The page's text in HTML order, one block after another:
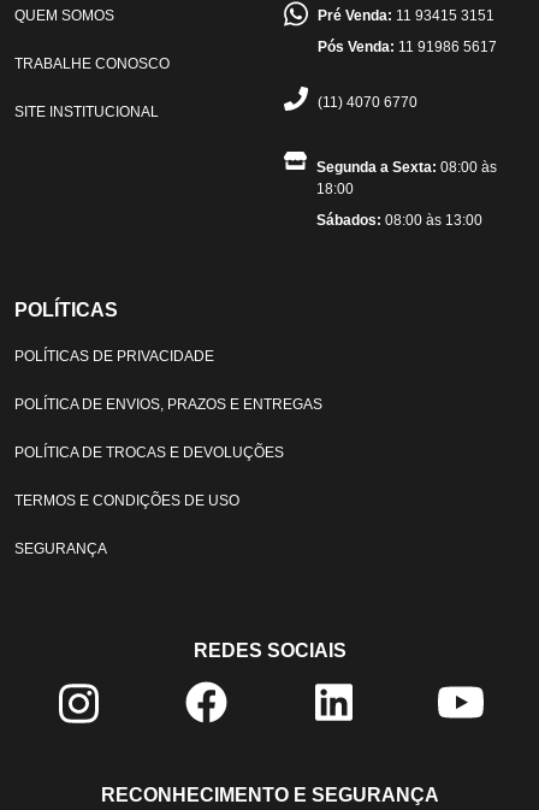
QUEM SOMOS
TRABALHE CONOSCO
SITE INSTITUCIONAL
Pré Venda: 11 93415 3151
Pós Venda: 11 91986 5617
(11) 4070 6770
Segunda a Sexta: 08:00 às
18:00
Sábados: 08:00 às 13:00
POLÍTICAS
POLÍTICAS DE PRIVACIDADE
POLÍTICA DE ENVIOS, PRAZOS E ENTREGAS
POLÍTICA DE TROCAS E DEVOLUÇÕES
TERMOS E CONDIÇÕES DE USO
SEGURANÇA
REDES SOCIAIS
RECONHECIMENTO E SEGURANÇA